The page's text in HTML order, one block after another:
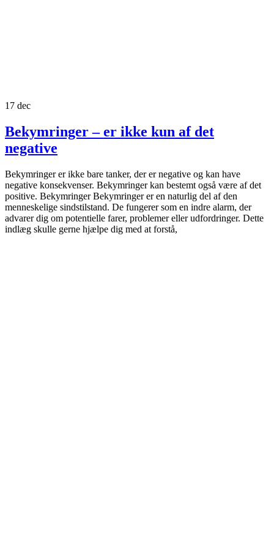
17 dec
Bekymringer – er ikke kun af det
negative
Bekymringer er ikke bare tanker, der er negative og kan have
negative konsekvenser. Bekymringer kan bestemt også være af det
positive. Bekymringer Bekymringer er en naturlig del af den
menneskelige sindstilstand. De fungerer som en indre alarm, der
advarer dig om potentielle farer, problemer eller udfordringer. Dette
indlæg skulle gerne hjælpe dig med at forstå,